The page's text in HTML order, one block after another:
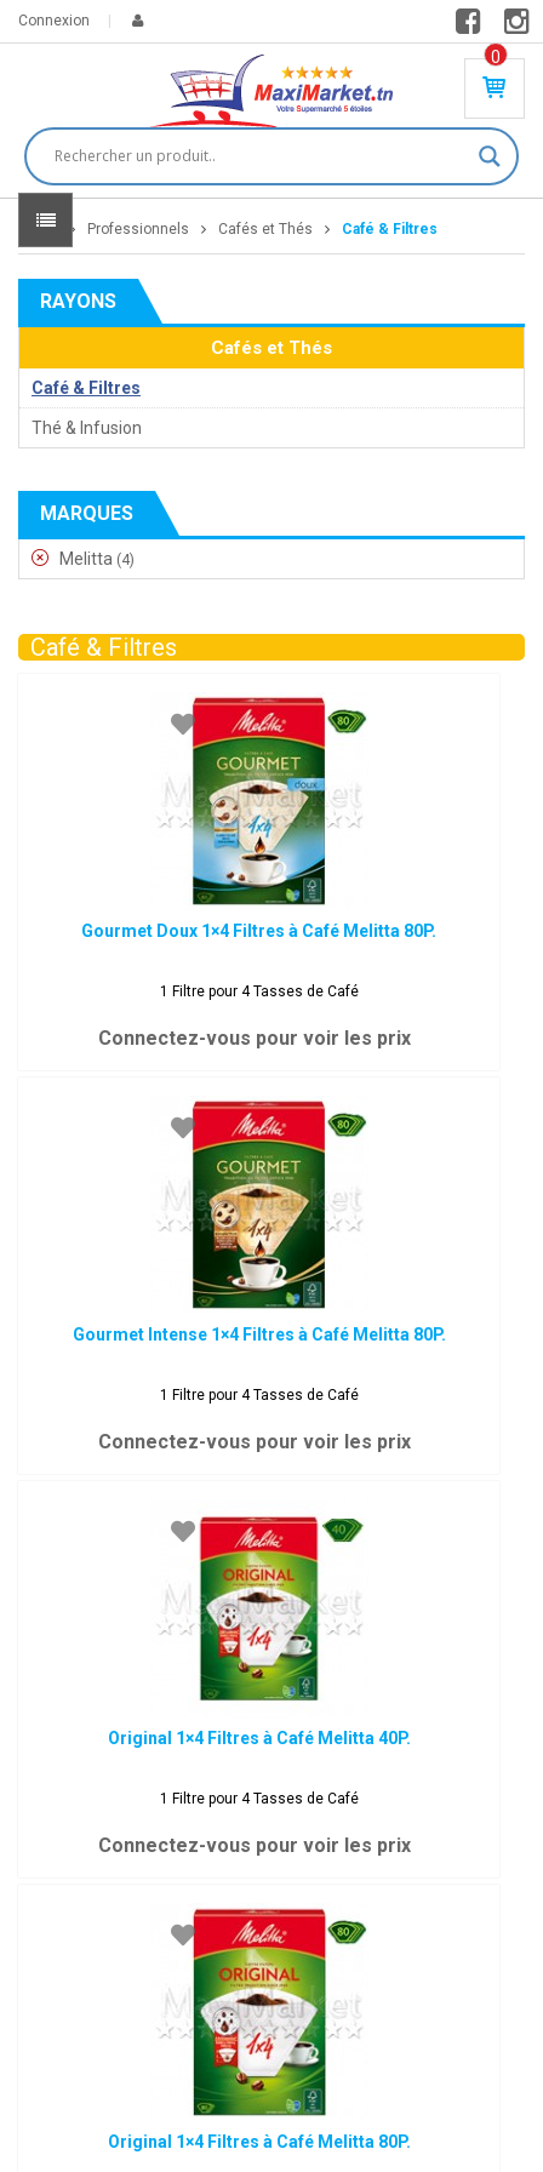
Connexion
0
PR
DU
IT(
S)
DT
Home Professionnels Cafés et Thés Café & Filtres
RAYONS
Cafés et Thés
Café & Filtres
Thé & Infusion
MARQUES
Melitta (4)
Café & Filtres
Gourmet Doux 1×4 Filtres à Café Melitta 80P.
1 Filtre pour 4 Tasses de Café
Connectez-vous pour voir les prix
Gourmet Intense 1×4 Filtres à Café Melitta 80P.
1 Filtre pour 4 Tasses de Café
Connectez-vous pour voir les prix
Original 1×4 Filtres à Café Melitta 40P.
1 Filtre pour 4 Tasses de Café
Connectez-vous pour voir les prix
Original 1×4 Filtres à Café Melitta 80P.